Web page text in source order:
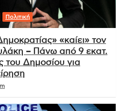
Πολιτική
«καίει» τον
– Πάνω από 9 εκατ.
του Δημοσίου για